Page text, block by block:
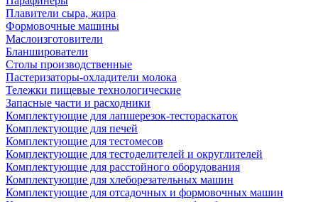
Плавители сыра, жира
Формовочные машины
Маслоизготовители
Бланширователи
Столы производственные
Пастеризаторы-охладители молока
Тележки пищевые технологические
Запасные части и расходники
Комплектующие для лапшерезок-тестораскаток
Комплектующие для печей
Комплектующие для тестомесов
Комплектующие для тестоделителей и округлителей
Комплектующие для расстойного оборудования
Комплектующие для хлеборезательных машин
Комплектующие для отсадочных и формовочных машин